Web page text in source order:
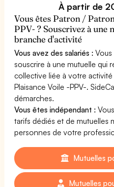
À partir de
Vous êtes Patron /
PPV- ? Souscrivez à une
branche d'activité
Vous avez des salariés :
souscrire à une mutuelle
collective liée à votre
Plaisance Voile -PPV-.
démarches.
Vous êtes indépendant :
tarifs dédiés et de mutuelles
personnes de votre
Mutuelles
Mutuelles